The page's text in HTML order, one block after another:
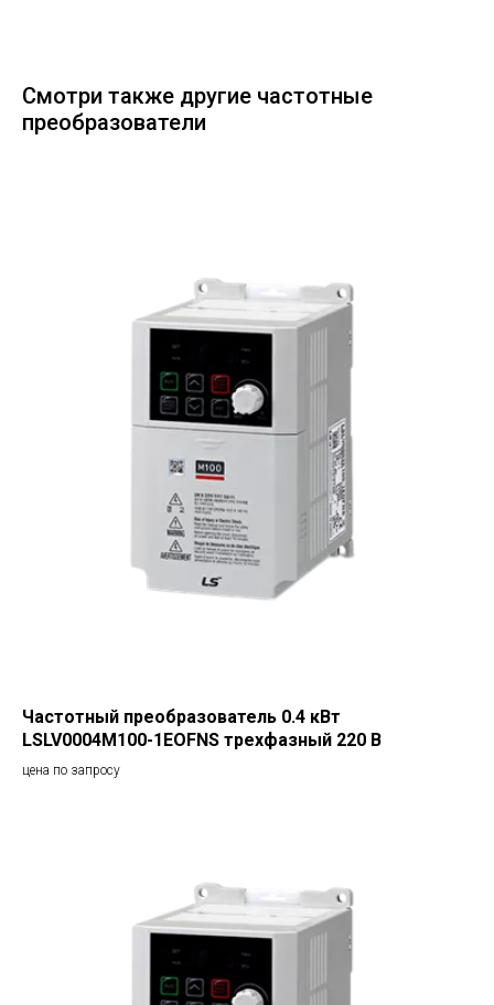
Смотри также другие частотные
преобразователи
Частотный преобразователь 0.4 кВт
LSLV0004M100-1EOFNS трехфазный 220 В
цена по запросу